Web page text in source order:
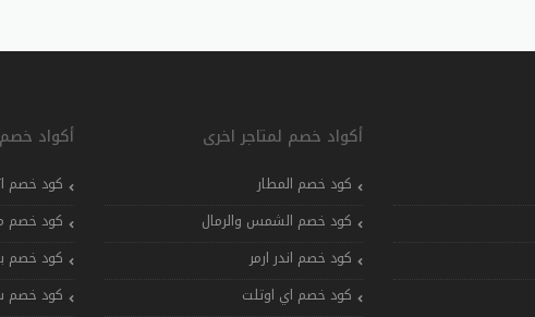
أكواد خصم لمتاجر اخرى
كود خصم المطار
كود خصم الشمس والرمال
كود خصم اندر ارمر
كود خصم اي اوتلت
أكواد
كود خصم
كود خصم
كود خصم
كود خصم